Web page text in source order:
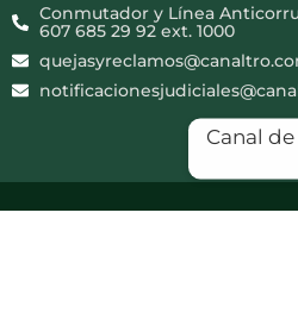
Conmutador y Línea
607 685 29 92 ext. 1000
Canal